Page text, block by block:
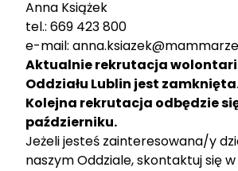
Anna Książek
tel.: 669 423 800
e-mail:
Aktualnie rekrutacja
Oddziału Lublin jest
Kolejna rekrutacja odbędzie
październiku.
Jeżeli jesteś zainteresowana/y
naszym Oddziale, skontaktuj się w